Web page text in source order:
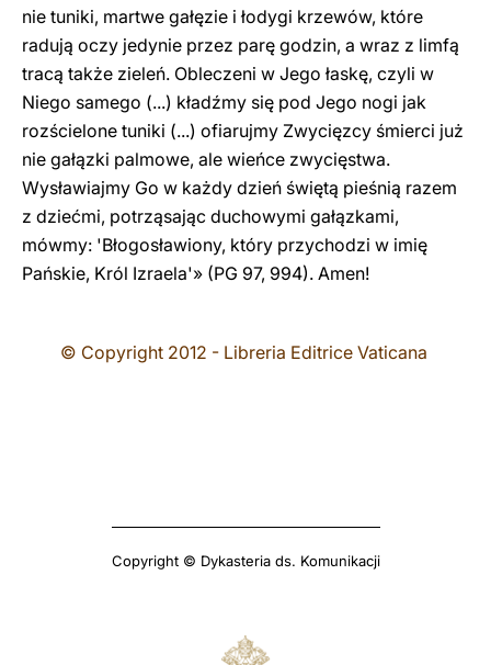
nie tuniki, martwe gałęzie i łodygi krzewów, które
radują oczy jedynie przez parę godzin, a wraz z limfą
tracą także zieleń. Obleczeni w Jego łaskę, czyli w
Niego samego (...) kładźmy się pod Jego nogi jak
rozścielone tuniki (...) ofiarujmy Zwycięzcy śmierci już
nie gałązki palmowe, ale wieńce zwycięstwa.
Wysławiajmy Go w każdy dzień świętą pieśnią razem
z dziećmi, potrząsając duchowymi gałązkami,
mówmy: 'Błogosławiony, który przychodzi w imię
Pańskie, Król Izraela'» (PG 97, 994). Amen!
© Copyright 2012 - Libreria Editrice Vaticana
Copyright © Dykasteria ds. Komunikacji